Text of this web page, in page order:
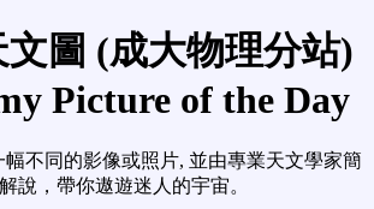
圖 (成大物理分站)
Picture of the Day
幅不同的影像或照片, 並由專業天文學家簡
說，帶你遨遊迷人的宇宙。